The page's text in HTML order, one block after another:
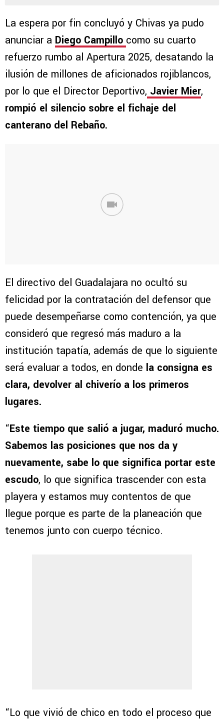
La espera por fin concluyó y Chivas ya pudo
anunciar a Diego Campillo como su cuarto
refuerzo rumbo al Apertura 2025, desatando la
ilusión de millones de aficionados rojiblancos,
por lo que el Director Deportivo, Javier Mier,
rompió el silencio sobre el fichaje del
canterano del Rebaño.
El directivo del Guadalajara no ocultó su
felicidad por la contratación del defensor que
puede desempeñarse como contención, ya que
consideró que regresó más maduro a la
institución tapatía, además de que lo siguiente
será evaluar a todos, en donde la consigna es
clara, devolver al chiverío a los primeros
lugares.
“Este tiempo que salió a jugar, maduró mucho.
Sabemos las posiciones que nos da y
nuevamente, sabe lo que significa portar este
escudo, lo que significa trascender con esta
playera y estamos muy contentos de que
llegue porque es parte de la planeación que
tenemos junto con cuerpo técnico.
“Lo que vivió de chico en todo el proceso que